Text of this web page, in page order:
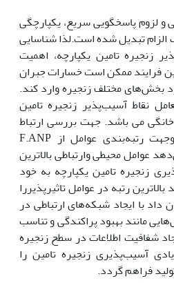
و لزوم پاسخگویی سریع، یکپارچگی
تبدیل شده است.لذا شناسایی
زنجیره تامین یکپارچه، اهمیت
فرایند ممکن است خسارات جبران
بخش­‌های مختلف زنجیره وارد کند.
نقاط آسیب‌پذیر زنجیره تامین
می باشد. جهت بررسی ارتباط
عوامل از F.DEMATEL وجهت رتبه‌بندی عوامل از F.ANP
عوامل محیطی وارتباطی بالاترین
زنجیره تامین یکپارچه به خود
رتبه در عوامل تاثیرپذیررا
داد با ایجاد شبکه‌های ارتباطی در
مانند بهبود پراکندگی و تناسب
شفافیت اطلاعات در سطح زنجیره
آسیب‌پذیری زنجیره تامین را
فراهم گردد.